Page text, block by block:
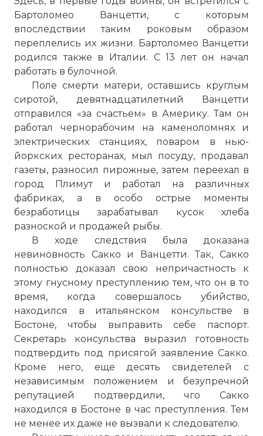
Бартоломео Ванцетти, с которым
впоследствии таким роковым образом
переплелись их жизни. Бартоломео Ванцетти
родился также в Италии. С 13 лет он начал
работать в булочной.
Поле смерти матери, оставшись круглым
сиротой, девятнадцатилетний Ванцетти
отправился «за счастьем» в Америку. Там он
работал чернорабочим на каменоломнях и
электрических станциях, поваром в нью-
йоркских ресторанах, мыл посуду, продавал
газеты, разносил пирожные, затем переехал в
город Плимут и работал на различных
фабриках, а в особо острые моменты
безработицы зарабатывал кусок хлеба
разноской и продажей рыбы.
В ходе следствия была доказана
невиновность Сакко и Ванцетти. Так, Сакко
полностью доказал свою непричастность к
этому гнусному преступлению тем, что он в то
время, когда совершалось убийство,
находился в итальянском консульстве в
Бостоне, чтобы выправить себе паспорт.
Секретарь консульства выразил готовность
подтвердить под присягой заявление Сакко.
Кроме него, еще десять свидетелей с
независимым положением и безупречной
репутацией подтвердили, чго Сакко
находился в Бостоне в час преступления. Тем
не менее их даже не вызвали к следователю.